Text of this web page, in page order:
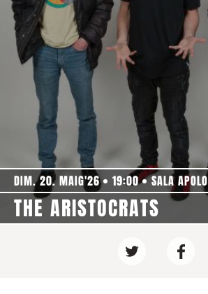
DIM. 20. MAIG'26 19:00 SALA APOLO
THE ARISTOCRATS